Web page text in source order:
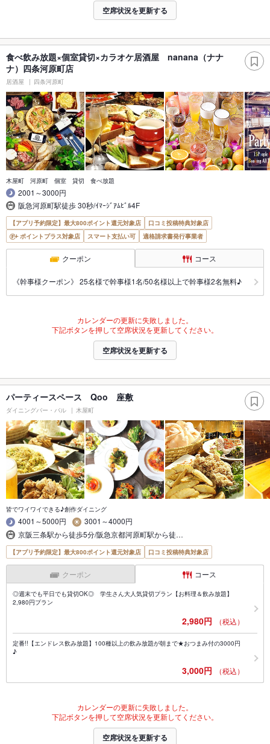
空席状況を更新する
食べ飲み放題×個室貸切×カラオケ居酒屋 nanana（ナナ
ナ）四条河原町店
居酒屋 四条河原町
木屋町 河原町 個室 貸切 食べ放題
2001～3000円
阪急河原町駅徒歩 30秒/ｲﾏｰｼﾞｱﾑﾋﾞﾙ4F
【アプリ予約限定】最大800ポイント還元対象店
口コミ投稿特典対象店
ポイントプラス対象店
スマート支払い可 適格請求書発行事業者
クーポン コース
《幹事様クーポン》 25名様で幹事様1名/50名様以上で幹事様2名無料♪
カレンダーの更新に失敗しました。
下記ボタンを押して空席状況を更新してください。
空席状況を更新する
パーティースペース Qoo 座敷
ダイニングバー・バル 木屋町
皆でワイワイできる♪創作ダイニング
4001～5000円
3001～4000円
京阪三条駅から徒歩5分/阪急京都河原町駅から徒…
【アプリ予約限定】最大800ポイント還元対象店 口コミ投稿特典対象店
クーポン コース
◎週末でも平日でも貸切OK◎ 学生さん大人気貸切プラン【お料理＆飲み放題】
2,980円プラン
2,980円 （税込）
定番!!【エンドレス飲み放題】100種以上の飲み放題が朝まで★おつまみ付の3000円
♪
3,000円 （税込）
カレンダーの更新に失敗しました。
下記ボタンを押して空席状況を更新してください。
空席状況を更新する